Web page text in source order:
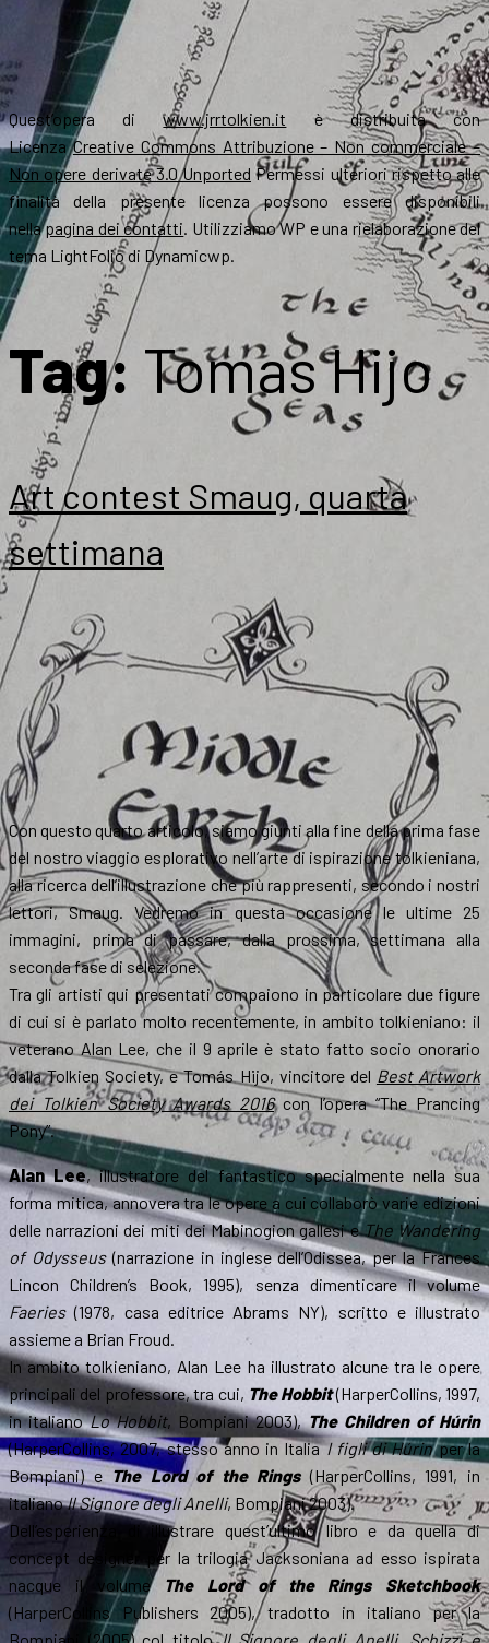
Quest’opera diwww.jrrtolkien.it è distribuita con
LicenzaCreative Commons Attribuzione – Non commerciale –
Non opere derivate 3.0 Unported Permessi ulteriori rispetto alle
finalità della presente licenza possono essere disponibili
nellapagina dei contatti. Utilizziamo WP e una rielaborazione del
tema LightFolio di Dynamicwp.
Tag: Tomas Hijo
Art contest Smaug, quarta
settimana
Con questo quarto articolo, siamo giunti alla fine della prima fase
del nostro viaggio esplorativo nell’arte di ispirazione tolkieniana,
alla ricerca dell’illustrazione che più rappresenti, secondo i nostri
lettori, Smaug. Vedremo in questa occasione le ultime 25
immagini, prima di passare, dalla prossima, settimana alla
seconda fase di selezione.
Tra gli artisti qui presentati compaiono in particolare due figure
di cui si è parlato molto recentemente, in ambito tolkieniano: il
veterano Alan Lee, che il 9 aprile è stato fatto socio onorario
dalla Tolkien Society, e Tomás Hijo, vincitore del Best Artwork
dei Tolkien Society Awards 2016con l’opera “The Prancing
Pony”.
Alan Lee, illustratore del fantastico specialmente nella sua
forma mitica, annovera tra le opere a cui collaborò varie edizioni
delle narrazioni dei miti dei Mabinogion gallesi eThe Wandering
of Odysseus(narrazione in inglese dell’Odissea, per la Frances
Lincon Children’s Book, 1995), senza dimenticare il volume
Faeries(1978, casa editrice Abrams NY), scritto e illustrato
assieme a Brian Froud.
In ambito tolkieniano, Alan Lee ha illustrato alcune tra le opere
principali del professore, tra cui, The Hobbit(HarperCollins, 1997,
in italianoLo Hobbit, Bompiani 2003),The Children of Húrin
(HarperCollins, 2007, stesso anno in ItaliaI figli di Húrinper la
Bompiani) e The Lord of the Rings(HarperCollins, 1991, in
italianoIl Signore degli Anelli, Bompiani 2003).
Dell’esperienza di illustrare quest’ultimo libro e da quella di
concept designer per la trilogia Jacksoniana ad esso ispirata
nacque il volume The Lord of the Rings Sketchbook
(HarperCollins Publishers 2005), tradotto in italiano per la